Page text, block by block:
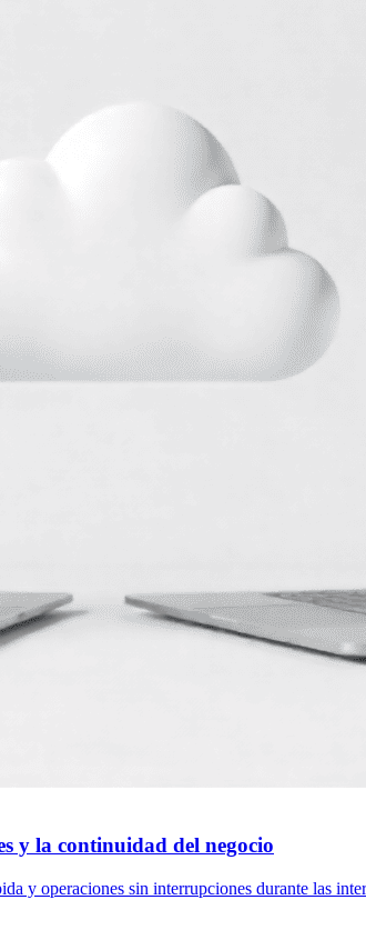
y la continuidad del negocio
y operaciones sin interrupciones durante las